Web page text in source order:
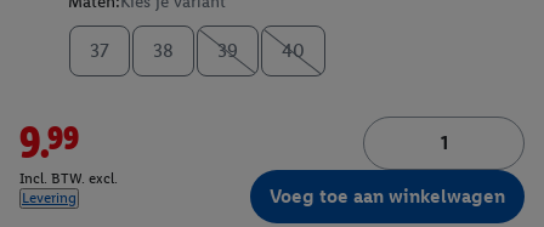
37 38 39 40
9.99
Incl. BTW. excl.
Levering
Voeg toe aan winkelwagen